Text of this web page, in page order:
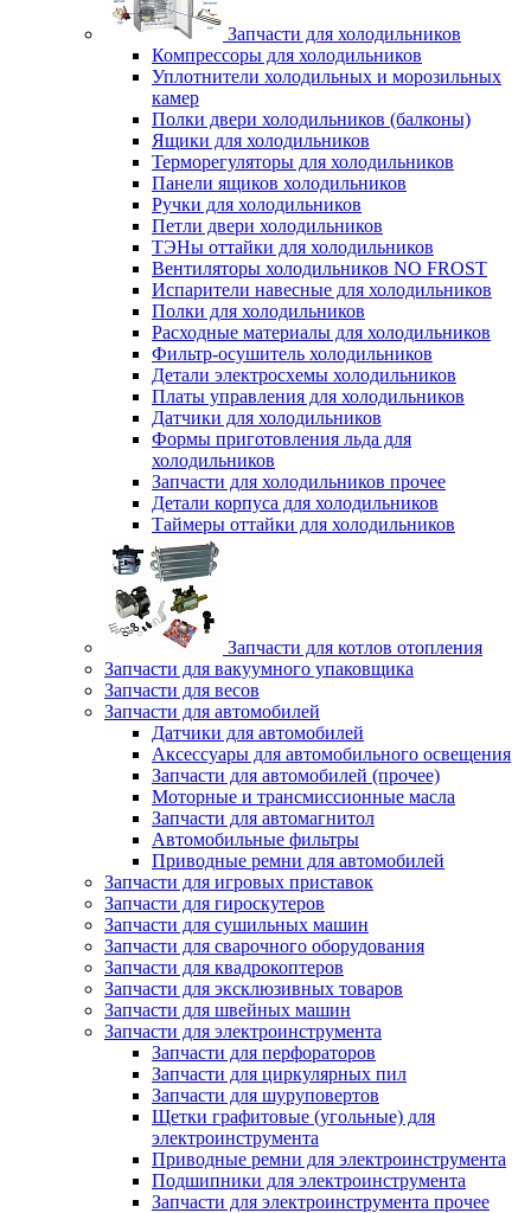
Запчасти для холодильников
Компрессоры для холодильников
Уплотнители холодильных и морозильных
камер
Полки двери холодильников (балконы)
Ящики для холодильников
Терморегуляторы для холодильников
Панели ящиков холодильников
Ручки для холодильников
Петли двери холодильников
ТЭНы оттайки для холодильников
Вентиляторы холодильников NO FROST
Испарители навесные для холодильников
Полки для холодильников
Расходные материалы для холодильников
Фильтр-осушитель холодильников
Детали электросхемы холодильников
Платы управления для холодильников
Датчики для холодильников
Формы приготовления льда для
холодильников
Запчасти для холодильников прочее
Детали корпуса для холодильников
Таймеры оттайки для холодильников
Запчасти для котлов отопления
Запчасти для вакуумного упаковщика
Запчасти для весов
Запчасти для автомобилей
Датчики для автомобилей
Аксессуары для автомобильного освещения
Запчасти для автомобилей (прочее)
Моторные и трансмиссионные масла
Запчасти для автомагнитол
Автомобильные фильтры
Приводные ремни для автомобилей
Запчасти для игровых приставок
Запчасти для гироскутеров
Запчасти для сушильных машин
Запчасти для сварочного оборудования
Запчасти для квадрокоптеров
Запчасти для эксклюзивных товаров
Запчасти для швейных машин
Запчасти для электроинструмента
Запчасти для перфораторов
Запчасти для циркулярных пил
Запчасти для шуруповертов
Щетки графитовые (угольные) для
электроинструмента
Приводные ремни для электроинструмента
Подшипники для электроинструмента
Запчасти для электроинструмента прочее